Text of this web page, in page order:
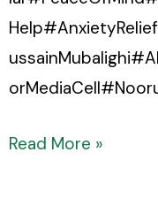
Read More »